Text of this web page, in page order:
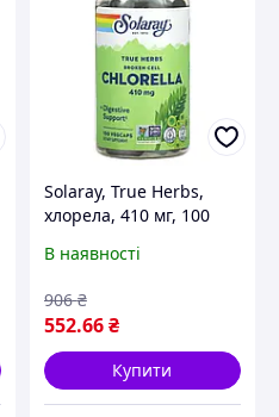
Solaray, True Herbs,
хлорела, 410 мг, 100
В наявності
552.66₴
906 ₴
Купити